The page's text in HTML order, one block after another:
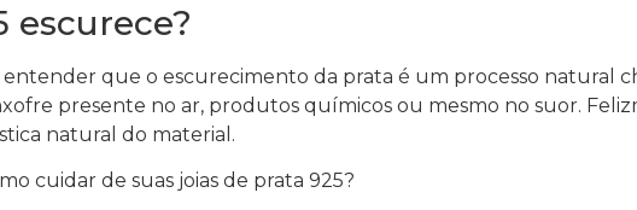
escurece?
que o escurecimento da prata é um processo natural
presente no ar, produtos químicos ou mesmo no suor.
natural do material.
cuidar de suas joias de prata 925?